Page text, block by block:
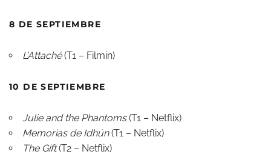
8 DE SEPTIEMBRE
L’Attaché(T1 – Filmin)
10 DE SEPTIEMBRE
Julie and the Phantoms(T1 – Netflix)
Memorias de Idhún(T1 – Netflix)
The Gift(T2 – Netflix)